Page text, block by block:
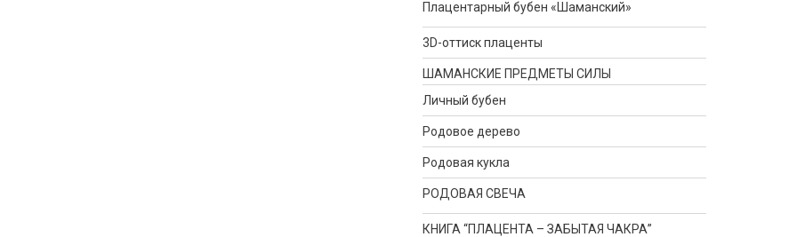
Плацентарный бубен «Шаманский»
3D-оттиск плаценты
ШАМАНСКИЕ ПРЕДМЕТЫ СИЛЫ
Личный бубен
Родовое дерево
Родовая кукла
РОДОВАЯ СВЕЧА
КНИГА “ПЛАЦЕНТА – ЗАБЫТАЯ ЧАКРА”